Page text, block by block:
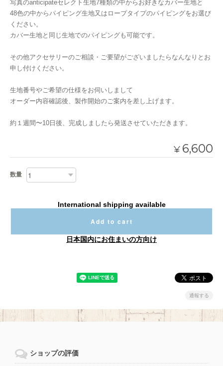
写真のanticipateセレクト生地7種類の中からお好きなカバー生地と
48色の中からパイピング生地又はロープタイプのパイピングをお選び
ください。
カバー生地と同じ生地でのパイピングも可能です。
その他アクセサリーのご相談・ご要望がございましたらなんなりとお
申し付けください。
生地番号やご希望の仕様をお伺いしまして
オーダー内容確認後、製作開始のご案内を差し上げます。
約１週間〜10日後、完成しましたら発送させていただきます。
¥ 6,600
数量
International shipping available
Add to cart
日本国内にお住まいの方向け
通報する
ショップの評価